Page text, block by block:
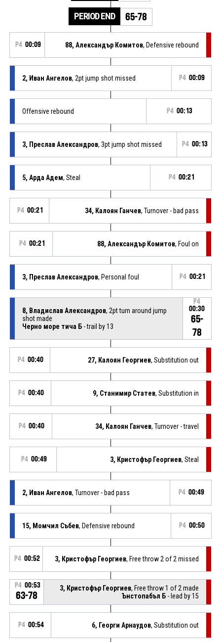
PERIOD END 65-78
P4 00:09 88, Александър Комитов, Defensive rebound
2, Иван Ангелов, 2pt jump shot missed P4 00:09
Offensive rebound P4 00:13
3, Преслав Александров, 3pt jump shot missed P4 00:13
5, Арда Адем, Steal P4 00:21
P4 00:21 34, Калоян Ганчев, Turnover - bad pass
P4 00:21 88, Александър Комитов, Foul on
3, Преслав Александров, Personal foul P4 00:21
8, Владислав Александров, 2pt turn around jump
shot made
Черно море тича Б- trail by 13
P4
00:30
65-
78
P4 00:40 27, Калоян Георгиев, Substitution out
P4 00:40 9, Станимир Статев, Substitution in
P4 00:40 34, Калоян Ганчев, Turnover - travel
P4 00:49 3, Кристофър Георгиев, Steal
2, Иван Ангелов, Turnover - bad pass P4 00:49
15, Момчил Събев, Defensive rebound P4 00:50
P4 00:52 3, Кристофър Георгиев, Free throw 2 of 2 missed
P4 00:53
63-78
3, Кристофър Георгиев, Free throw 1 of 2 made
Ънстопабъл Б - lead by 15
P4 00:54 6, Георги Арнаудов, Substitution out